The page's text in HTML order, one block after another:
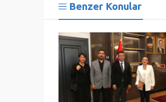
Benzer Konular